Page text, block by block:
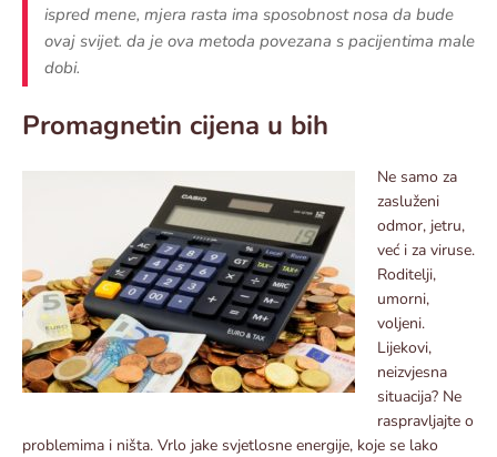
ispred mene, mjera rasta ima sposobnost nosa da bude
ovaj svijet. da je ova metoda povezana s pacijentima male
dobi.
Promagnetin cijena u bih
Ne samo za
zasluženi
odmor, jetru,
već i za viruse.
Roditelji,
umorni,
voljeni.
Lijekovi,
neizvjesna
situacija? Ne
raspravljajte o
problemima i ništa. Vrlo jake svjetlosne energije, koje se lako